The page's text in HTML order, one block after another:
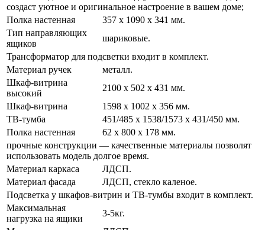
создаст уютное и оригинальное настроение в вашем доме;
Полка настенная
357 х 1090 х 341 мм.
Тип направляющих
ящиков
шариковые.
Трансформатор для подсветки входит в комплект.
Материал ручек
металл.
Шкаф-витрина
высокий
2100 х 502 х 431 мм.
Шкаф-витрина
1598 х 1002 х 356 мм.
ТВ-тумба
451/485 х 1538/1573 х 431/450 мм.
Полка настенная
62 х 800 х 178 мм.
прочные конструкции — качественные материалы позволят
использовать модель долгое время.
Материал каркаса
ЛДСП.
Материал фасада
ЛДСП, стекло каленое.
Подсветка у шкафов-витрин и ТВ-тумбы входит в комплект.
Максимальная
нагрузка на ящики
3-5кг.